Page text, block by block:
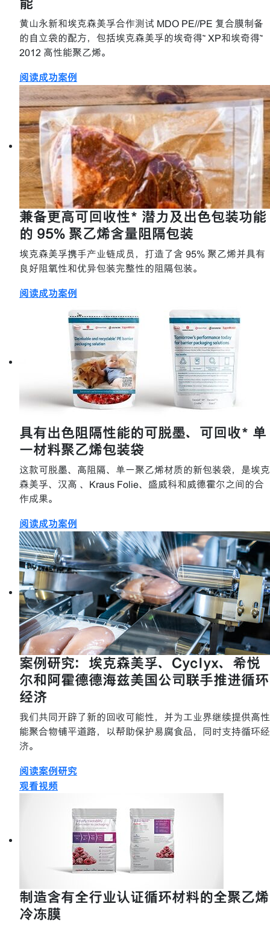
黄山永新和埃克森美孚合作测试 MDO PE//PE 复合膜制备
的自立袋的配方，包括埃克森美孚的埃奇得™ XP和埃奇得™
2012 高性能聚乙烯。
阅读成功案例
兼备更高可回收性* 潜力及出色包装功能
的 95% 聚乙烯含量阻隔包装
埃克森美孚携手产业链成员，打造了含 95% 聚乙烯并具有
良好阻氧性和优异包装完整性的阻隔包装。
阅读成功案例
具有出色阻隔性能的可脱墨、可回收* 单
一材料聚乙烯包装袋
这款可脱墨、高阻隔、单一聚乙烯材质的新包装袋，是埃克
森美孚、汉高 、Kraus Folie、盛威科和威德霍尔之间的合
作成果。
阅读成功案例
案例研究：埃克森美孚、Cyclyx、希悦
尔和阿霍德德海兹美国公司联手推进循环
经济
我们共同开辟了新的回收可能性，并为工业界继续提供高性
能聚合物铺平道路，以帮助保护易腐食品，同时支持循环经
济。
阅读案例研究
观看视频
制造含有全行业认证循环材料的全聚乙烯
冷冻膜